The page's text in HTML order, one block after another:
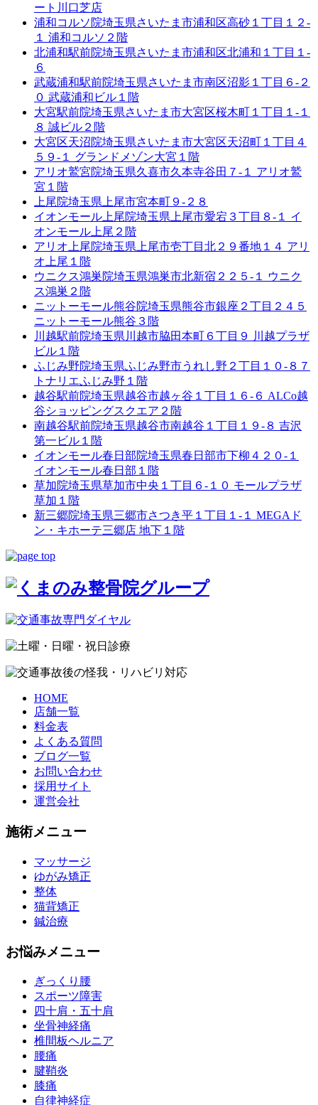
ート川口芝店
浦和コルソ院埼玉県さいたま市浦和区高砂１丁目１２-
１ 浦和コルソ２階
北浦和駅前院埼玉県さいたま市浦和区北浦和１丁目１-
６
武蔵浦和駅前院埼玉県さいたま市南区沼影１丁目６-２
０ 武蔵浦和ビル１階
大宮駅前院埼玉県さいたま市大宮区桜木町１丁目１-１
８ 誠ビル２階
大宮区天沼院埼玉県さいたま市大宮区天沼町１丁目４
５９-１ グランドメゾン大宮１階
アリオ鷲宮院埼玉県久喜市久本寺谷田７-１ アリオ鷲
宮１階
上尾院埼玉県上尾市宮本町９-２８
イオンモール上尾院埼玉県上尾市愛宕３丁目８-１ イ
オンモール上尾２階
アリオ上尾院埼玉県上尾市壱丁目北２９番地１４ アリ
オ上尾１階
ウニクス鴻巣院埼玉県鴻巣市北新宿２２５-１ ウニク
ス鴻巣２階
ニットーモール熊谷院埼玉県熊谷市銀座２丁目２４５
ニットーモール熊谷３階
川越駅前院埼玉県川越市脇田本町６丁目９ 川越プラザ
ビル１階
ふじみ野院埼玉県ふじみ野市うれし野２丁目１０-８７
トナリエふじみ野１階
越谷駅前院埼玉県越谷市越ヶ谷１丁目１６-６ ALCo越
谷ショッピングスクエア２階
南越谷駅前院埼玉県越谷市南越谷１丁目１９-８ 吉沢
第一ビル１階
イオンモール春日部院埼玉県春日部市下柳４２０-１
イオンモール春日部１階
草加院埼玉県草加市中央１丁目６-１０ モールプラザ
草加１階
新三郷院埼玉県三郷市さつき平１丁目１-１ MEGAド
ン・キホーテ三郷店 地下１階
HOME
店舗一覧
料金表
よくある質問
ブログ一覧
お問い合わせ
採用サイト
運営会社
施術メニュー
マッサージ
ゆがみ矯正
整体
猫背矯正
鍼治療
お悩みメニュー
ぎっくり腰
スポーツ障害
四十肩・五十肩
坐骨神経痛
椎間板ヘルニア
腰痛
腱鞘炎
膝痛
自律神経症